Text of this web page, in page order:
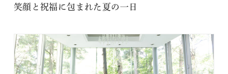
笑顔と祝福に包まれた夏の一日